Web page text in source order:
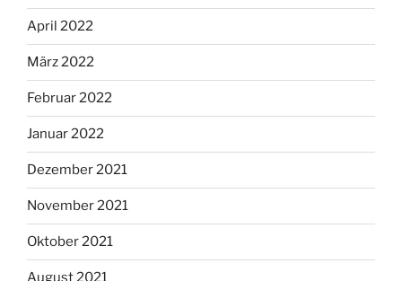
April 2022
März 2022
Februar 2022
Januar 2022
Dezember 2021
November 2021
Oktober 2021
August 2021